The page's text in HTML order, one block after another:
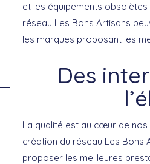
et les équipements
réseau Les Bons Artisans
les marques proposant les
Des
La qualité est au cœur de
création du réseau Les Bons
proposer les meilleures